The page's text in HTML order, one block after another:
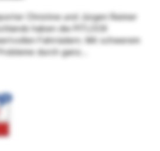
Christine und Jürgen Reimer
haben die PITLOCK
Fahrrädern. Mit schwerem
durch ganz...